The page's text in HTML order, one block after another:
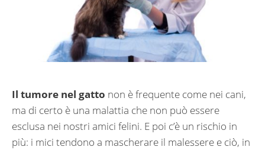
Il tumore nel gatto non è frequente come nei cani,
ma di certo è una malattia che non può essere
esclusa nei nostri amici felini. E poi c’è un rischio in
più: i mici tendono a mascherare il malessere e ciò, in